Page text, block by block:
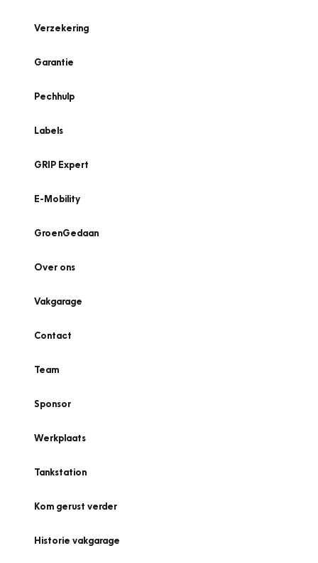
Verzekering
Garantie
Pechhulp
Labels
GRIP Expert
E-Mobility
GroenGedaan
Over ons
Vakgarage
Contact
Team
Sponsor
Werkplaats
Tankstation
Kom gerust verder
Historie vakgarage